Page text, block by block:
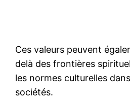
Ces valeurs peuvent
delà des frontières
les normes culturelles
sociétés.